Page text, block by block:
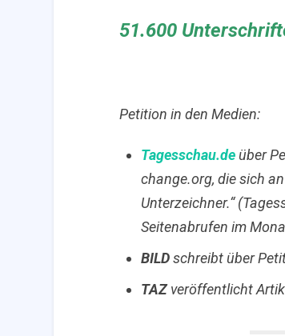
51.600
Petition in den Medien:
Tagesschau.de über
change.org, die sich
Unterzeichner.“
Seitenabrufen im
BILDschreibt über
TAZveröffentlicht